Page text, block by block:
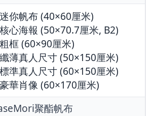
迷你帆布 (40×60厘米)
核心海報 (50×70.7厘米, B2)
粗框 (60×90厘米)
纖薄真人尺寸 (50×150厘米)
標準真人尺寸 (60×150厘米)
豪華肖像 (60×170厘米)
聚酯帆布